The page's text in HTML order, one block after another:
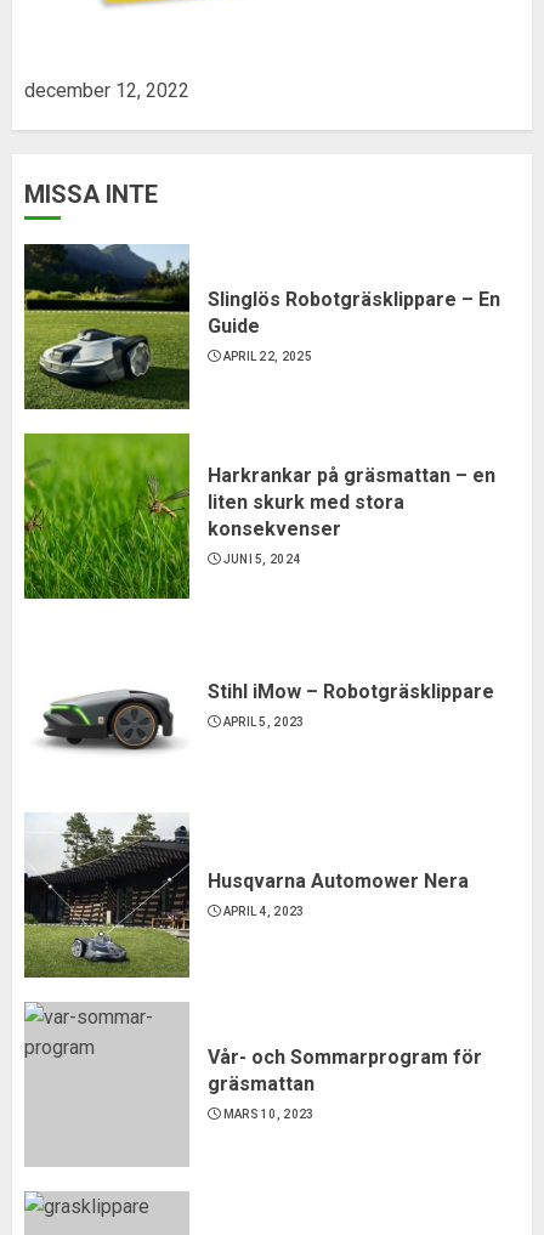
december 12, 2022
MISSA INTE
Slinglös Robotgräsklippare – En
Guide
APRIL 22, 2025
Harkrankar på gräsmattan – en
liten skurk med stora
konsekvenser
JUNI 5, 2024
Stihl iMow – Robotgräsklippare
APRIL 5, 2023
Husqvarna Automower Nera
APRIL 4, 2023
Vår- och Sommarprogram för
gräsmattan
MARS 10, 2023